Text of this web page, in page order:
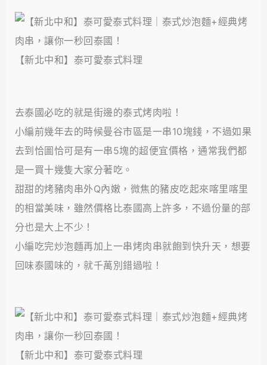
【新北中和】泰可愛泰式料理
去泰國必吃的就是街邊的泰式烤肉啦！
小編前幾年去的時候曼谷市區是一串10塊錢，不過如果
去到恰圖恰可是有一串5塊的超便宜價格，通常我們都
是一買十幾隻大家分著吃。
甜甜的烤豬肉串外Q內嫩，微焦的豬皮吃起來喀里喀里
的相當美味，雖然價格比泰國高上許多，不過份量的部
分也是大上不少！
小編吃完炒泡麵再加上一串烤肉串就飽到快升天，想要
回味泰國味的，就千萬別錯過啦！
【新北中和】泰可愛泰式料理